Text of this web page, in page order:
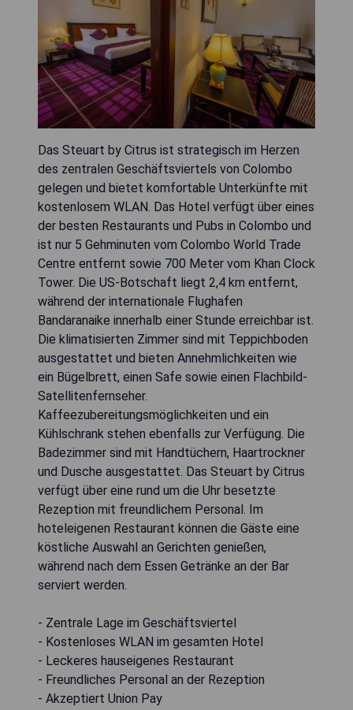
Das Steuart by Citrus ist strategisch im Herzen
des zentralen Geschäftsviertels von Colombo
gelegen und bietet komfortable Unterkünfte mit
kostenlosem WLAN. Das Hotel verfügt über eines
der besten Restaurants und Pubs in Colombo und
ist nur 5 Gehminuten vom Colombo World Trade
Centre entfernt sowie 700 Meter vom Khan Clock
Tower. Die US-Botschaft liegt 2,4 km entfernt,
während der internationale Flughafen
Bandaranaike innerhalb einer Stunde erreichbar ist.
Die klimatisierten Zimmer sind mit Teppichboden
ausgestattet und bieten Annehmlichkeiten wie
ein Bügelbrett, einen Safe sowie einen Flachbild-
Satellitenfernseher.
Kaffeezubereitungsmöglichkeiten und ein
Kühlschrank stehen ebenfalls zur Verfügung. Die
Badezimmer sind mit Handtüchern, Haartrockner
und Dusche ausgestattet. Das Steuart by Citrus
verfügt über eine rund um die Uhr besetzte
Rezeption mit freundlichem Personal. Im
hoteleigenen Restaurant können die Gäste eine
köstliche Auswahl an Gerichten genießen,
während nach dem Essen Getränke an der Bar
serviert werden.
- Zentrale Lage im Geschäftsviertel
- Kostenloses WLAN im gesamten Hotel
- Leckeres hauseigenes Restaurant
- Freundliches Personal an der Rezeption
- Akzeptiert Union Pay